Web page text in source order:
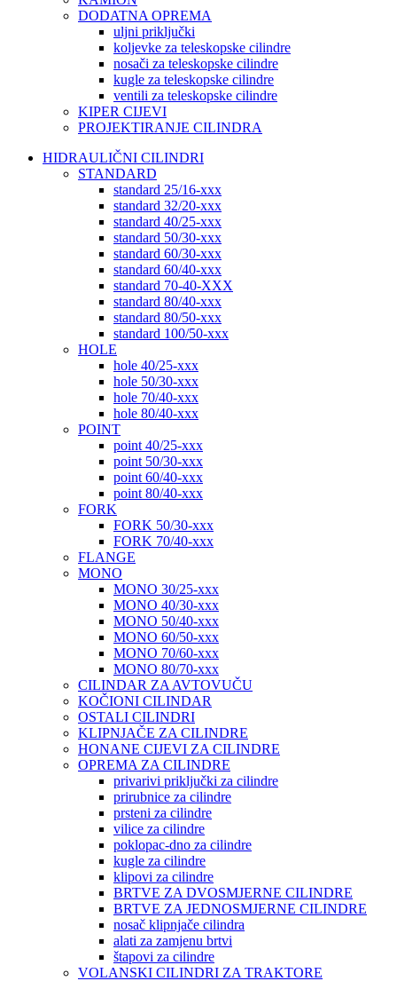
DODATNA OPREMA
uljni priključki
koljevke za teleskopske cilindre
nosači za teleskopske cilindre
kugle za teleskopske cilindre
ventili za teleskopske cilindre
KIPER CIJEVI
PROJEKTIRANJE CILINDRA
HIDRAULIČNI CILINDRI
STANDARD
standard 25/16-xxx
standard 32/20-xxx
standard 40/25-xxx
standard 50/30-xxx
standard 60/30-xxx
standard 60/40-xxx
standard 70-40-XXX
standard 80/40-xxx
standard 80/50-xxx
standard 100/50-xxx
HOLE
hole 40/25-xxx
hole 50/30-xxx
hole 70/40-xxx
hole 80/40-xxx
POINT
point 40/25-xxx
point 50/30-xxx
point 60/40-xxx
point 80/40-xxx
FORK
FORK 50/30-xxx
FORK 70/40-xxx
FLANGE
MONO
MONO 30/25-xxx
MONO 40/30-xxx
MONO 50/40-xxx
MONO 60/50-xxx
MONO 70/60-xxx
MONO 80/70-xxx
CILINDAR ZA AVTOVUČU
KOČIONI CILINDAR
OSTALI CILINDRI
KLIPNJAČE ZA CILINDRE
HONANE CIJEVI ZA CILINDRE
OPREMA ZA CILINDRE
privarivi priključki za cilindre
prirubnice za cilindre
prsteni za cilindre
vilice za cilindre
poklopac-dno za cilindre
kugle za cilindre
klipovi za cilindre
BRTVE ZA DVOSMJERNE CILINDRE
BRTVE ZA JEDNOSMJERNE CILINDRE
nosač klipnjače cilindra
alati za zamjenu brtvi
štapovi za cilindre
VOLANSKI CILINDRI ZA TRAKTORE